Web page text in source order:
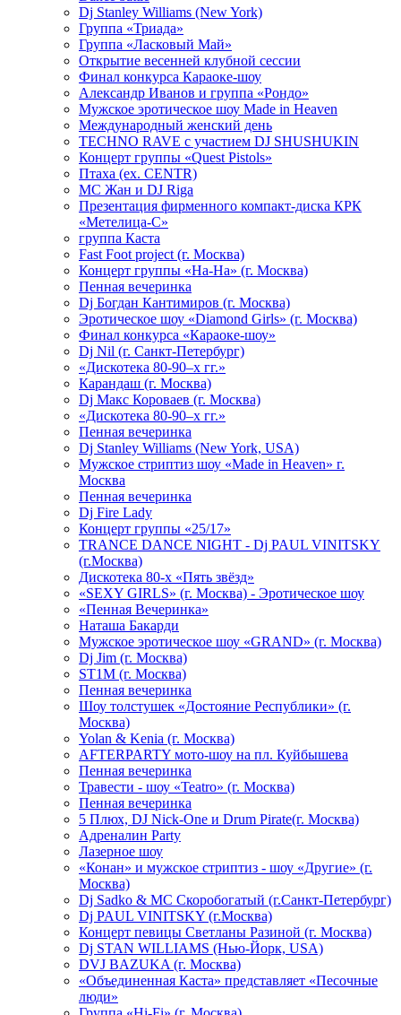
Dj Stanley Williams (New York)
Группа «Триада»
Группа «Ласковый Май»
Открытие весенней клубной сессии
Финал конкурса Караоке-шоу
Александр Иванов и группа «Рондо»
Мужское эротическое шоу Made in Heaven
Международный женский день
TECHNO RAVE с участием DJ SHUSHUKIN
Концерт группы «Quest Pistols»
Птаха (ex. CENTR)
МС Жан и DJ Riga
Презентация фирменного компакт-диска КРК
«Метелица-С»
группа Каста
Fast Foot project (г. Москва)
Концерт группы «На-На» (г. Москва)
Пенная вечеринка
Dj Богдан Кантимиров (г. Москва)
Эротическое шоу «Diamond Girls» (г. Москва)
Финал конкурса «Караоке-шоу»
Dj Nil (г. Санкт-Петербург)
«Дискотека 80-90–х гг.»
Карандаш (г. Москва)
Dj Макс Короваев (г. Москва)
«Дискотека 80-90–х гг.»
Пенная вечеринка
Dj Stanley Williams (New York, USA)
Мужское стриптиз шоу «Made in Heaven» г.
Москва
Пенная вечеринка
Dj Fire Lady
Концерт группы «25/17»
TRANCE DANCE NIGHT - Dj PAUL VINITSKY
(г.Москва)
Дискотека 80-х «Пять звёзд»
«SEXY GIRLS» (г. Москва) - Эротическое шоу
«Пенная Вечеринка»
Hаташа Бакарди
Мужское эротическое шоу «GRAND» (г. Москва)
Dj Jim (г. Москва)
ST1M (г. Москва)
Пенная вечеринка
Шоу толстушек «Достояние Республики» (г.
Москва)
Yolan & Kenia (г. Москва)
AFTERPARTY мото-шоу на пл. Куйбышева
Пенная вечеринка
Травести - шоу «Teatro» (г. Москва)
Пенная вечеринка
5 Плюх, DJ Nick-One и Drum Pirate(г. Москва)
Адреналин Party
Лазерное шоу
«Конан» и мужское стриптиз - шоу «Другие» (г.
Москва)
Dj Sadko & МС Скоробогатый (г.Санкт-Петербург)
Dj PAUL VINITSKY (г.Москва)
Концерт певицы Светланы Разиной (г. Москва)
Dj STAN WILLIAMS (Нью-Йорк, USA)
DVJ BAZUKA (г. Москва)
«Объединенная Каста» представляет «Песочные
люди»